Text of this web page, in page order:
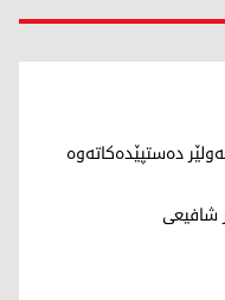
دەستپێدەکاتەوە
شافیعی